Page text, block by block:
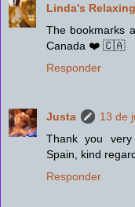
Linda's
The bookmarks
Canada ❤️ 🇨🇦
Responder
Justa
13 de
Thank you
Spain, kind
Responder